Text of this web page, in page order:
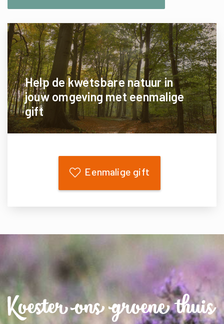
Help de kwetsbare natuur in
jouw omgeving met eenmalige
gift
Eenmalige gift